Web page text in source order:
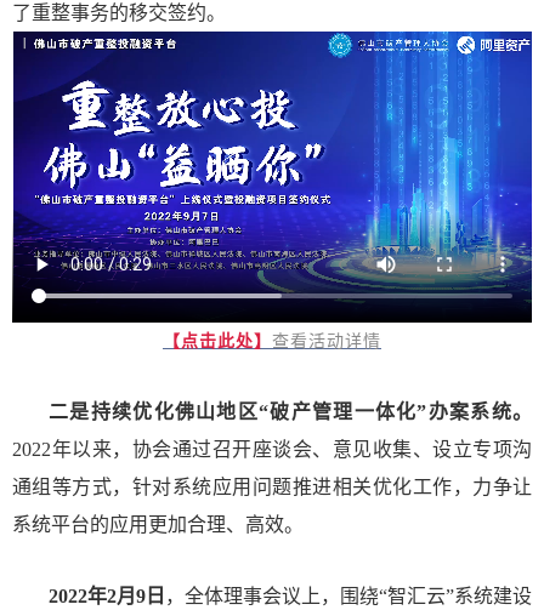
了重整事务的移交签约。
【点击此处】 查看活动详情
二是持续优化佛山地区“破产管理一体化”办案系统。
2022年以来，协会通过召开座谈会、意见收集、设立专项沟
通组等方式，针对系统应用问题推进相关优化工作，力争让
系统平台的应用更加合理、高效。
2022年2月9日 ，全体理事会议上，围绕“智汇云”系统建设